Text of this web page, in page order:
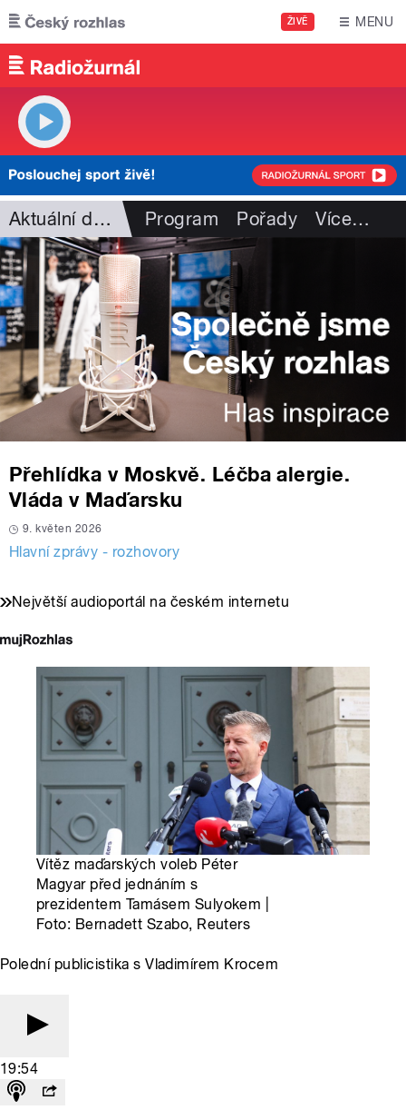
Přejít k hlavnímu obsahu
ŽIVĚ MENU
Aktuální dění Program Pořady Více…
Přehlídka v Moskvě. Léčba alergie.
Vláda v Maďarsku
9. květen 2026
Hlavní zprávy - rozhovory
Největší audioportál na českém internetu
Vítěz maďarských voleb Péter
Magyar před jednáním s
prezidentem Tamásem Sulyokem |
Foto: Bernadett Szabo, Reuters
Polední publicistika s Vladimírem Krocem
19:54